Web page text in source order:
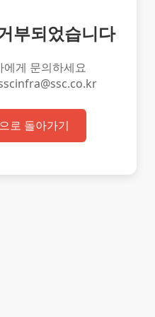
부되었습니다
에게 문의하세요
로 돌아가기